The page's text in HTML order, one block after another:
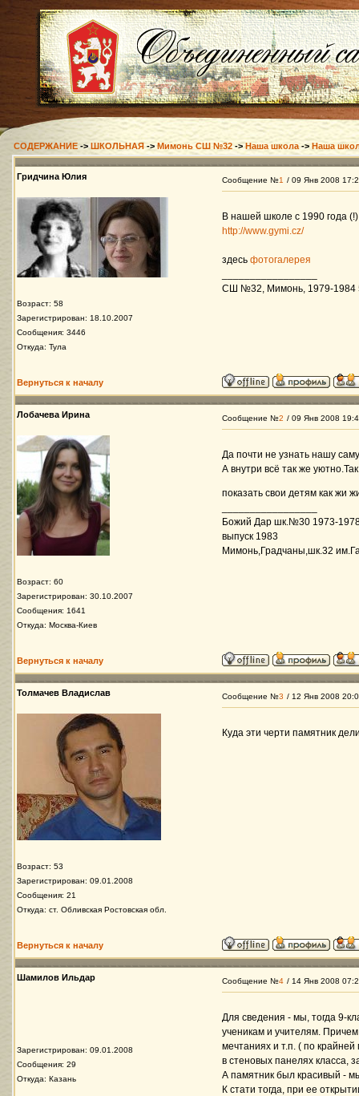
СОДЕРЖАНИЕ ->ШКОЛЬНАЯ->Мимонь СШ №32 ->Наша школа -> Наша
Гридчина Юлия
Возраст: 58
Зарегистрирован: 18.10.2007
Сообщения: 3446
Откуда: Тула
Сообщение №1 / 09 Янв 2008
В нашей школе с 1990 года
http://www.gymi.cz/
здесь фотогалерея
СШ №32, Мимонь, 1979-1984
Вернуться к началу
Лобачева Ирина
Возраст: 60
Зарегистрирован: 30.10.2007
Сообщения: 1641
Откуда: Москва-Киев
Сообщение №2 / 09 Янв 2008
Да почти не узнать нашу
А внутри всё так же
показать свои детям как жи
Божий Дар шк.№30 1973-
выпуск 1983
Мимонь,Градчаны,шк.32
Вернуться к началу
Толмачев Владислав
Возраст: 53
Зарегистрирован: 09.01.2008
Сообщения: 21
Откуда: ст. Обливская Ростовская обл.
Сообщение №3 / 12 Янв 2008
Куда эти черти памятник
Вернуться к началу
Шамилов Ильдар
Зарегистрирован: 09.01.2008
Сообщения: 29
Откуда: Казань
Сообщение №4 / 14 Янв 2008
Для сведения - мы, тогда 9-
ученикам и учителям.
мечтаниях и т.п. ( по
в стеновых панелях класса,
А памятник был красивый -
К стати тогда, при ее